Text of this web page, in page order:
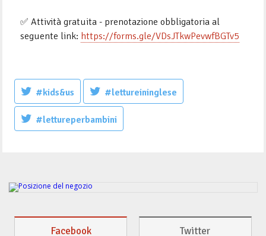
✅ Attività gratuita - prenotazione obbligatoria al
seguente link: https://forms.gle/VDsJTkwPevwfBGTv5
#kids&us #lettureininglese
#lettureperbambini
Facebook Twitter